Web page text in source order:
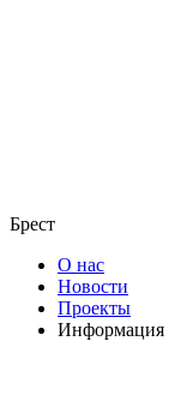
Брест
О нас
Новости
Проекты
Информация